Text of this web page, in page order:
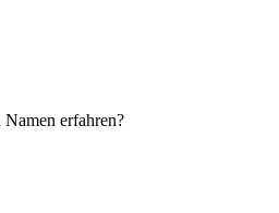
erfahren?